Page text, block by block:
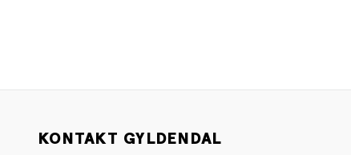
KONTAKT GYLDENDAL